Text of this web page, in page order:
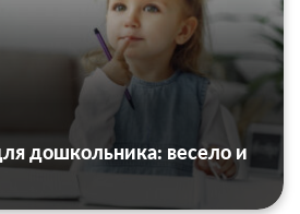
дошкольника: весело и